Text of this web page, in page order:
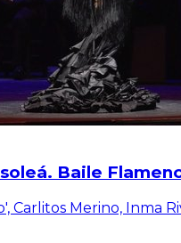
Baile
Carlitos Merino, Inma